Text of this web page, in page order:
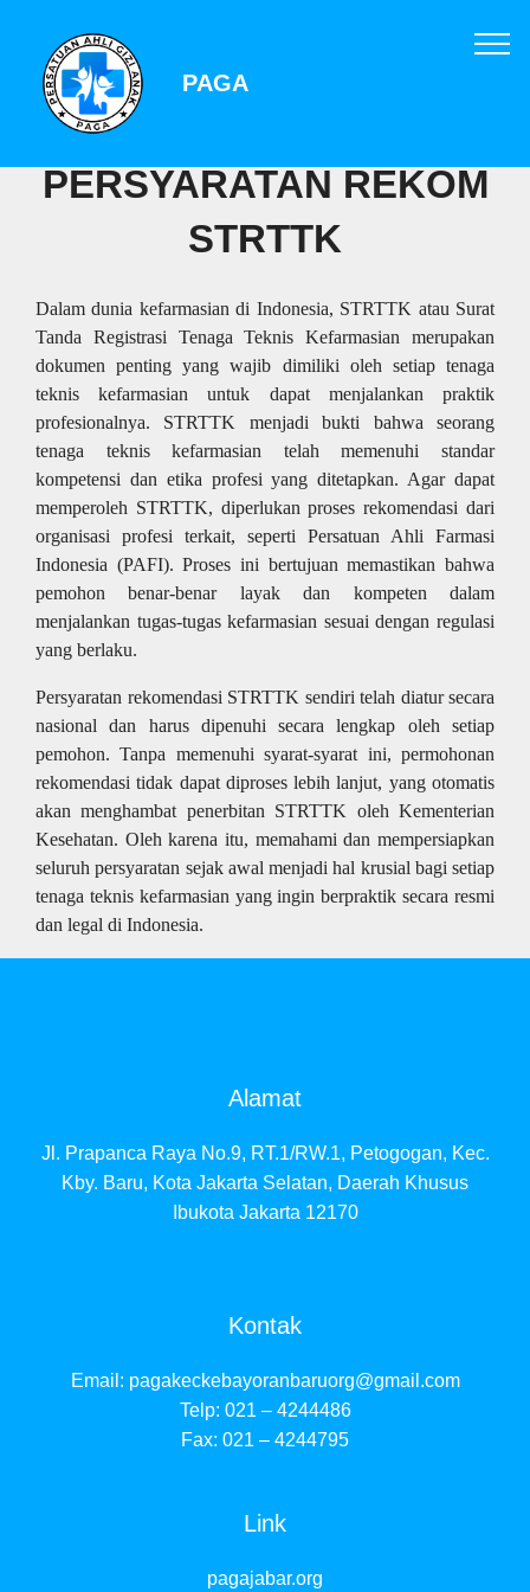
PAGA
PERSYARATAN REKOM
STRTTK
Dalam dunia kefarmasian di Indonesia, STRTTK atau Surat
Tanda Registrasi Tenaga Teknis Kefarmasian merupakan
dokumen penting yang wajib dimiliki oleh setiap tenaga
teknis kefarmasian untuk dapat menjalankan praktik
profesionalnya. STRTTK menjadi bukti bahwa seorang
tenaga teknis kefarmasian telah memenuhi standar
kompetensi dan etika profesi yang ditetapkan. Agar dapat
memperoleh STRTTK, diperlukan proses rekomendasi dari
organisasi profesi terkait, seperti Persatuan Ahli Farmasi
Indonesia (PAFI). Proses ini bertujuan memastikan bahwa
pemohon benar-benar layak dan kompeten dalam
menjalankan tugas-tugas kefarmasian sesuai dengan regulasi
yang berlaku.
Persyaratan rekomendasi STRTTK sendiri telah diatur secara
nasional dan harus dipenuhi secara lengkap oleh setiap
pemohon. Tanpa memenuhi syarat-syarat ini, permohonan
rekomendasi tidak dapat diproses lebih lanjut, yang otomatis
akan menghambat penerbitan STRTTK oleh Kementerian
Kesehatan. Oleh karena itu, memahami dan mempersiapkan
seluruh persyaratan sejak awal menjadi hal krusial bagi setiap
tenaga teknis kefarmasian yang ingin berpraktik secara resmi
dan legal di Indonesia.
Alamat
Jl. Prapanca Raya No.9, RT.1/RW.1, Petogogan, Kec.
Kby. Baru, Kota Jakarta Selatan, Daerah Khusus
Ibukota Jakarta 12170
Kontak
Email: pagakeckebayoranbaruorg@gmail.com
Telp: 021 – 4244486
Fax: 021 – 4244795
Link
pagajabar.org